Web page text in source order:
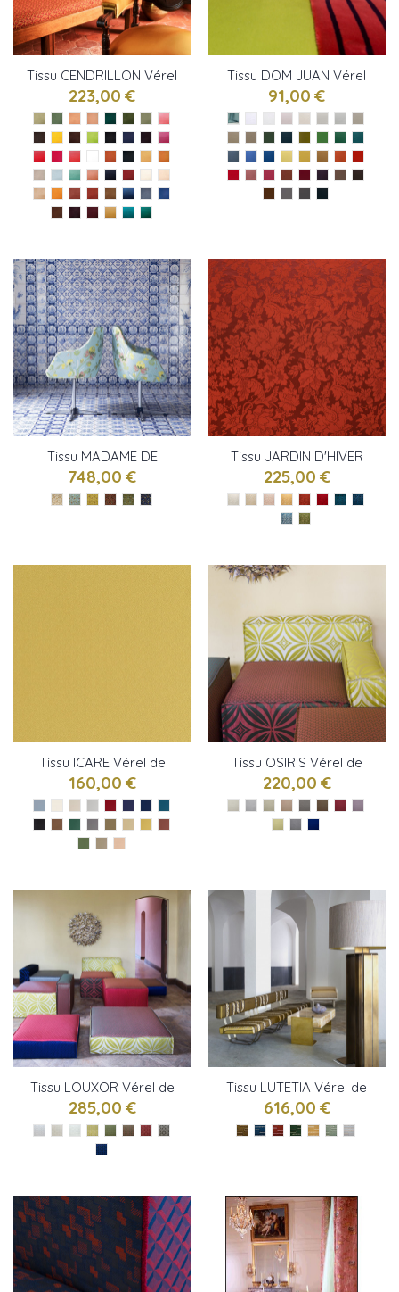
Tissu CENDRILLON Vérel
de Belval
223,00 €
Tissu DOM JUAN Vérel
de Belval
91,00 €
Tissu MADAME DE
POMPADOUR Vérel de
Belval
748,00 €
Tissu JARDIN D'HIVER
Vérel de Belval
225,00 €
Tissu ICARE Vérel de
Belval
160,00 €
Tissu OSIRIS Vérel de
Belval
220,00 €
Tissu LOUXOR Vérel de
Belval
285,00 €
Tissu LUTETIA Vérel de
Belval
616,00 €